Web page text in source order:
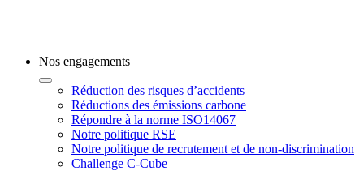
Nos engagements
Réduction des risques d’accidents
Réductions des émissions carbone
Répondre à la norme ISO14067
Notre politique RSE
Notre politique de recrutement et de non-discrimination
Challenge C-Cube